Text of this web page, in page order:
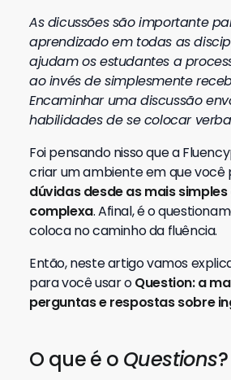
As dicussões são importante
aprendizado em todas as
ajudam os estudantes a
ao invés de simplesmente
Encaminhar uma discussão
habilidades de se colocar
Foi pensando nisso que a
criar um ambiente em que você
dúvidas desde as mais
complexa. Afinal, é o
coloca no caminho da fluência.
Então, neste artigo vamos
para você usar oQuestion: a
perguntas e respostas sobre
O que é o Questions?